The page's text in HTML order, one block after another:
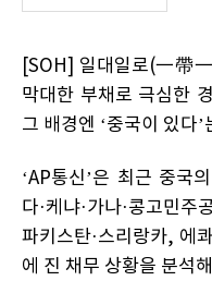
[SOH] 일대일로(一帶
막대한 부채로 극심한
그 배경엔 ‘중국이 있다
‘AP통신’은 최근 중국
다·케냐·가나·콩고민
파키스탄·스리랑카, 에
에 진 채무 상황을 분석